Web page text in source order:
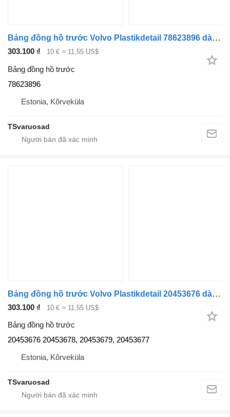
Bảng đồng hồ trước Volvo Plastikdetail 78623896 dành cho đầu kéo Volvo
303.100 ₫ 10 € ≈ 11,55 US$
Bảng đồng hồ trước
78623896
Estonia, Kõrveküla
TSvaruosad
Bảng đồng hồ trước Volvo Plastikdetail 20453676 dành cho đầu kéo Volvo FH12
303.100 ₫ 10 € ≈ 11,55 US$
Bảng đồng hồ trước
20453676 20453678, 20453679, 20453677
Estonia, Kõrveküla
TSvaruosad